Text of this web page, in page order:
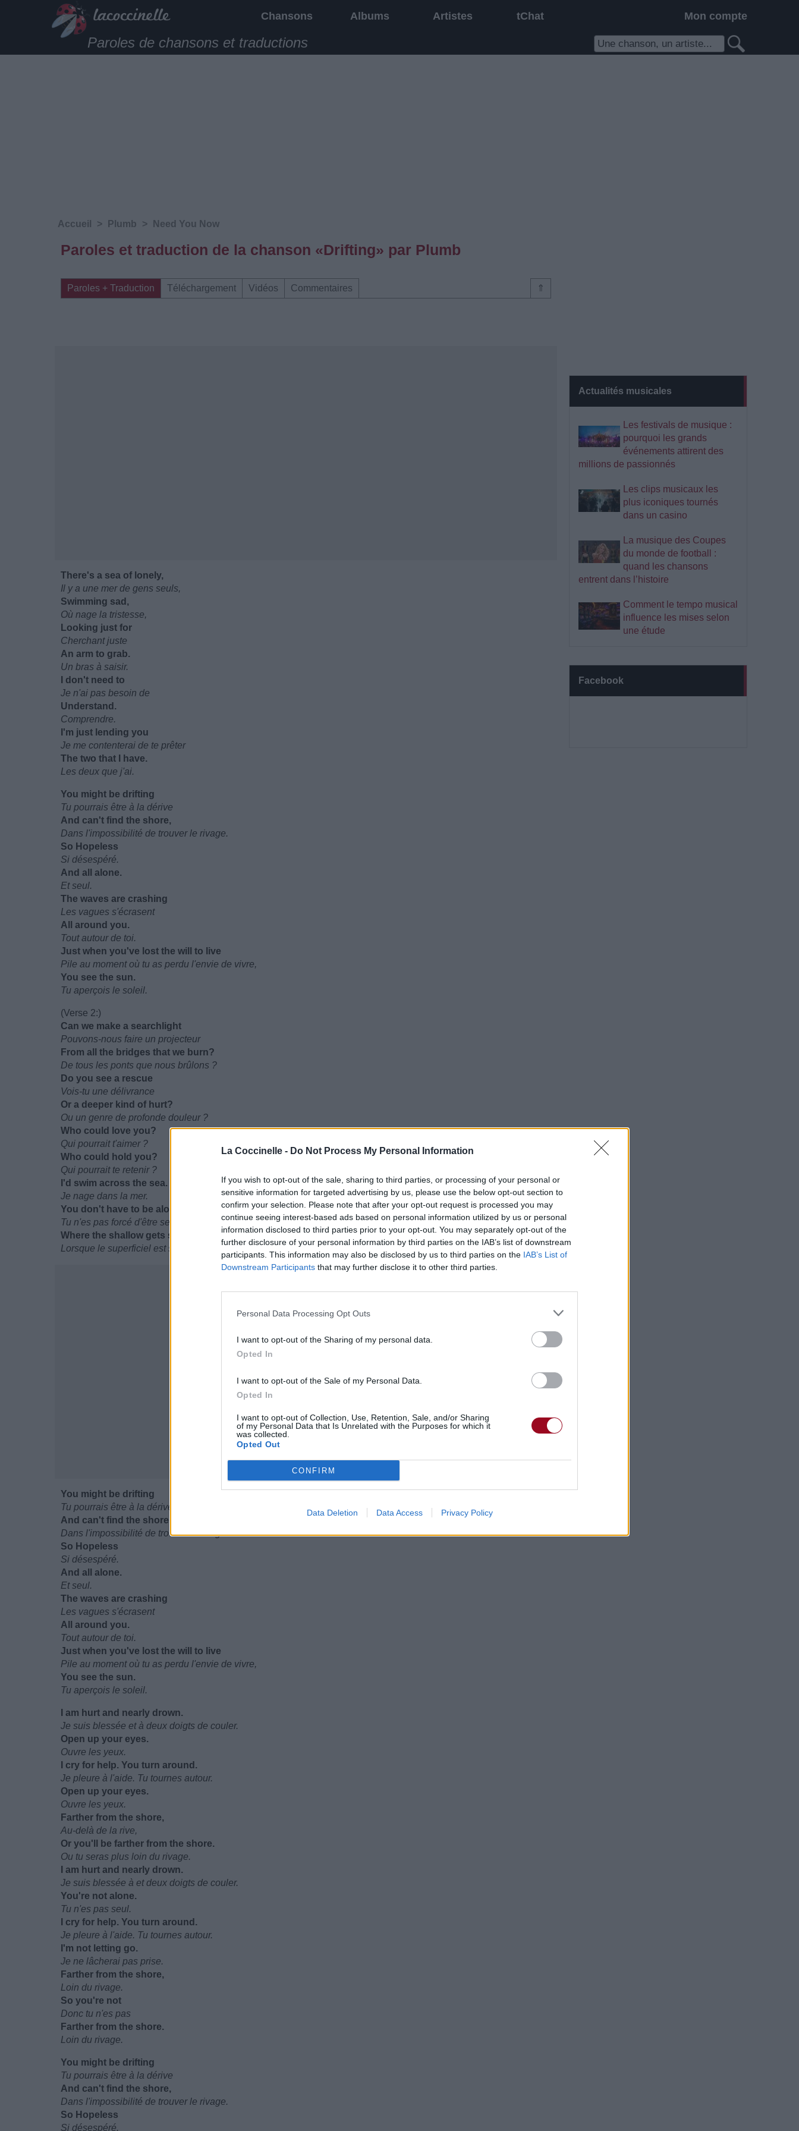
La Coccinelle - Do Not Process My Personal Information
If you wish to opt-out of the sale, sharing to third parties, or processing of your personal or
sensitive information for targeted advertising by us, please use the below opt-out section to
confirm your selection. Please note that after your opt-out request is processed you may
continue seeing interest-based ads based on personal information utilized by us or personal
information disclosed to third parties prior to your opt-out. You may separately opt-out of the
further disclosure of your personal information by third parties on the IAB’s list of downstream
participants. This information may also be disclosed by us to third parties on the IAB’s List of
Downstream Participants that may further disclose it to other third parties.
Personal Data Processing Opt Outs
I want to opt-out of the Sharing of my personal data.
Opted In
I want to opt-out of the Sale of my Personal Data.
Opted In
I want to opt-out of Collection, Use, Retention, Sale, and/or Sharing
of my Personal Data that Is Unrelated with the Purposes for which it
was collected.
Opted Out
CONFIRM
Data Deletion Data Access Privacy Policy
Chansons Albums Artistes tChat Mon compte
Paroles de chansons et traductions
Actualités musicales
Les festivals de musique :
pourquoi les grands
événements attirent des
millions de passionnés
Les clips musicaux les
plus iconiques tournés
dans un casino
La musique des Coupes
du monde de football :
quand les chansons
entrent dans l’histoire
Comment le tempo musical
influence les mises selon
une étude
Facebook
Accueil > Plumb > Need You Now
Paroles et traduction de la chanson «Drifting» par Plumb
⇑
Paroles + Traduction Téléchargement Vidéos Commentaires
There's a sea of lonely,
Il y a une mer de gens seuls,
Swimming sad,
Où nage la tristesse,
Looking just for
Cherchant juste
An arm to grab.
Un bras à saisir.
I don't need to
Je n'ai pas besoin de
Understand.
Comprendre.
I'm just lending you
Je me contenterai de te prêter
The two that I have.
Les deux que j'ai.
You might be drifting
Tu pourrais être à la dérive
And can't find the shore,
Dans l'impossibilité de trouver le rivage.
So Hopeless
Si désespéré.
And all alone.
Et seul.
The waves are crashing
Les vagues s'écrasent
All around you.
Tout autour de toi.
Just when you've lost the will to live
Pile au moment où tu as perdu l'envie de vivre,
You see the sun.
Tu aperçois le soleil.
(Verse 2:)
Can we make a searchlight
Pouvons-nous faire un projecteur
From all the bridges that we burn?
De tous les ponts que nous brûlons ?
Do you see a rescue
Vois-tu une délivrance
Or a deeper kind of hurt?
Ou un genre de profonde douleur ?
Who could love you?
Qui pourrait t'aimer ?
Who could hold you?
Qui pourrait te retenir ?
I'd swim across the sea.
Je nage dans la mer.
You don't have to be alone
Tu n'es pas forcé d'être seul
Where the shallow gets so deep.
Lorsque le superficiel est si omniprésent.
You might be drifting
Tu pourrais être à la dérive
And can't find the shore,
Dans l'impossibilité de trouver le rivage.
So Hopeless
Si désespéré.
And all alone.
Et seul.
The waves are crashing
Les vagues s'écrasent
All around you.
Tout autour de toi.
Just when you've lost the will to live
Pile au moment où tu as perdu l'envie de vivre,
You see the sun.
Tu aperçois le soleil.
I am hurt and nearly drown.
Je suis blessée et à deux doigts de couler.
Open up your eyes.
Ouvre les yeux.
I cry for help. You turn around.
Je pleure à l'aide. Tu tournes autour.
Open up your eyes.
Ouvre les yeux.
Farther from the shore,
Au-delà de la rive,
Or you'll be farther from the shore.
Ou tu seras plus loin du rivage.
I am hurt and nearly drown.
Je suis blessée à et deux doigts de couler.
You're not alone.
Tu n'es pas seul.
I cry for help. You turn around.
Je pleure à l'aide. Tu tournes autour.
I'm not letting go.
Je ne lâcherai pas prise.
Farther from the shore,
Loin du rivage.
So you're not
Donc tu n'es pas
Farther from the shore.
Loin du rivage.
You might be drifting
Tu pourrais être à la dérive
And can't find the shore,
Dans l'impossibilité de trouver le rivage.
So Hopeless
Si désespéré.